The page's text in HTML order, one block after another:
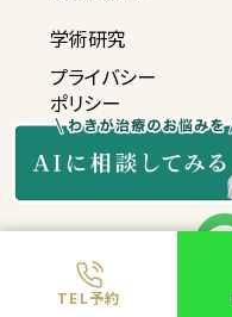
TEL予約
学術研究
プライバシー
ポリシー
サイトマップ